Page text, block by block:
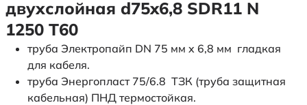
двухслойная d75x6,8 SDR11 N
1250 Т60
труба Электропайп DN 75 мм x 6,8 мм гладкая
для кабеля.
труба Энергопласт 75/6.8 ТЗК (труба защитная
кабельная) ПНД термостойкая.